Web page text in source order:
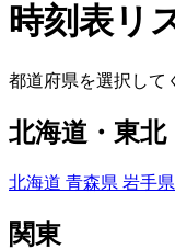
時刻表リ
都道府県を選択して
北海道・東北
北海道 青森県 岩手県
関東